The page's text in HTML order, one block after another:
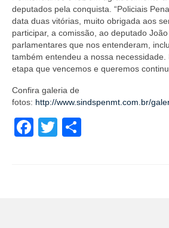
deputados pela conquista. “Policiais
data duas vitórias, muito obrigada aos
participar, a comissão, ao deputado
parlamentares que nos entenderam,
também entendeu a nossa necessidade.
etapa que vencemos e queremos
Confira galeria de
fotos: http://www.sindspenmt.com.br/
Facebook
Twitter